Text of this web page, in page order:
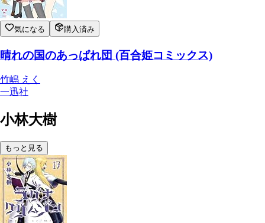
気になる 購入済み
晴れの国のあっぱれ団 (百合姫コミックス)
竹嶋 えく
一迅社
小林大樹
もっと見る